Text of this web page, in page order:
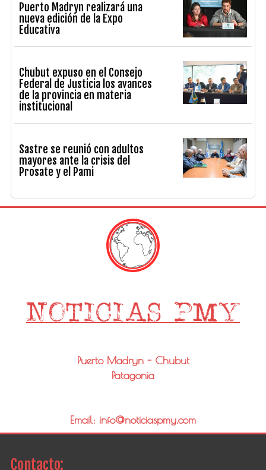
Puerto Madryn realizará una
nueva edición de la Expo
Educativa
Chubut expuso en el Consejo
Federal de Justicia los avances
de la provincia en materia
institucional
Sastre se reunió con adultos
mayores ante la crisis del
Prosate y el Pami
Puerto Madryn - Chubut
Patagonia
Email: info@noticiaspmy.com
Contacto: